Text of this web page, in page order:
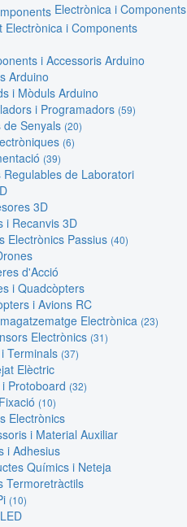
Electrònica i Components
Electrònica i Components
i Accessoris Arduino
Arduino
i Mòduls Arduino
i Programadors (59)
Senyals (20)
(6)
(39)
Regulables de Laboratori
3D
i Recanvis 3D
Electrònics Passius (40)
d'Acció
i Quadcòpters
i Avions RC
Electrònica (23)
Electrònics (31)
Terminals (37)
Elèctric
Protoboard (32)
(10)
Electrònics
i Material Auxiliar
i Adhesius
Químics i Neteja
Termoretràctils
(10)